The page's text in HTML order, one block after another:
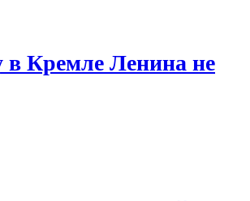
в Кремле Ленина не